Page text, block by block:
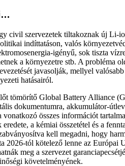
civil szervezetek tiltakoznak új Li-
indíttatáson, valós
igényű, sok tiszta
a környezetre stb. A probléma
javasolják, mellyel
hatásairól.
tömörítő Global Battery Alliance
dokumentumra, akkumulátor-
vonatkozó összes információt
a kémiai összetétel és a
kell megadni, hogy
2026-tól kötelező lenne az Európai
meg a szervezet
követelményének.